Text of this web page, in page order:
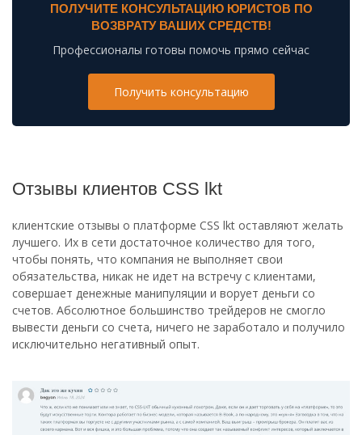
ПОЛУЧИТЕ КОНСУЛЬТАЦИЮ ЮРИСТОВ ПО
ВОЗВРАТУ ВАШИХ СРЕДСТВ!
Профессионалы готовы помочь прямо сейчас
Получить консультацию
Отзывы клиентов CSS lkt
клиентские отзывы о платформе CSS lkt оставляют желать
лучшего. Их в сети достаточное количество для того,
чтобы понять, что компания не выполняет свои
обязательства, никак не идет на встречу с клиентами,
совершает денежные манипуляции и ворует деньги со
счетов. Абсолютное большинство трейдеров не смогло
вывести деньги со счета, ничего не заработало и получило
исключительно негативный опыт.